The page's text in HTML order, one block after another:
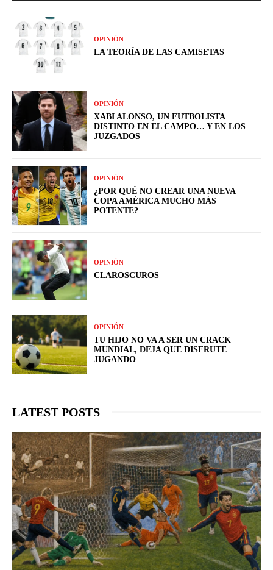
OPINIÓN
LA TEORÍA DE LAS CAMISETAS
OPINIÓN
XABI ALONSO, UN FUTBOLISTA
DISTINTO EN EL CAMPO… Y EN LOS
JUZGADOS
OPINIÓN
¿POR QUÉ NO CREAR UNA NUEVA
COPA AMÉRICA MUCHO MÁS
POTENTE?
OPINIÓN
CLAROSCUROS
OPINIÓN
TU HIJO NO VA A SER UN CRACK
MUNDIAL, DEJA QUE DISFRUTE
JUGANDO
LATEST POSTS